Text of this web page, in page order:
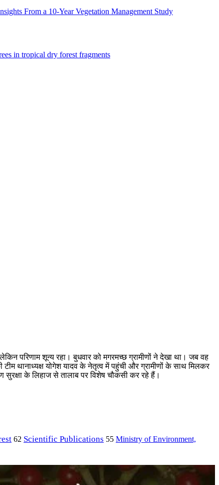
From a 10-Year Vegetation Management Study
in tropical dry forest fragments
परिणाम शून्य रहा। बुधवार को मगरमच्छ ग्रामीणों ने देखा था। जब वह
टीम थानाध्यक्ष योगेश यादव के नेतृत्व में पहुंची और ग्रामीणों के साथ मिलकर
सुरक्षा के लिहाज से तालाब पर विशेष चौकसी कर रहे हैं।
62 Scientific Publications 55 Ministry of Environment,